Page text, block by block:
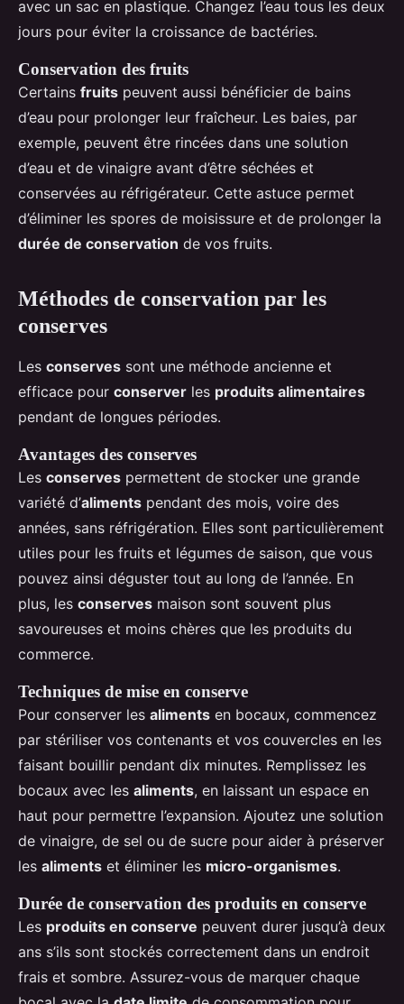
avec un sac en plastique. Changez l’eau tous les deux
jours pour éviter la croissance de bactéries.
Conservation des fruits
Certains fruits peuvent aussi bénéficier de bains
d’eau pour prolonger leur fraîcheur. Les baies, par
exemple, peuvent être rincées dans une solution
d’eau et de vinaigre avant d’être séchées et
conservées au réfrigérateur. Cette astuce permet
d’éliminer les spores de moisissure et de prolonger la
durée de conservation de vos fruits.
Méthodes de conservation par les
conserves
Les conserves sont une méthode ancienne et
efficace pour conserver les produits alimentaires
pendant de longues périodes.
Avantages des conserves
Les conserves permettent de stocker une grande
variété d’aliments pendant des mois, voire des
années, sans réfrigération. Elles sont particulièrement
utiles pour les fruits et légumes de saison, que vous
pouvez ainsi déguster tout au long de l’année. En
plus, les conserves maison sont souvent plus
savoureuses et moins chères que les produits du
commerce.
Techniques de mise en conserve
Pour conserver les aliments en bocaux, commencez
par stériliser vos contenants et vos couvercles en les
faisant bouillir pendant dix minutes. Remplissez les
bocaux avec les aliments, en laissant un espace en
haut pour permettre l’expansion. Ajoutez une solution
de vinaigre, de sel ou de sucre pour aider à préserver
les aliments et éliminer les micro-organismes.
Durée de conservation des produits en conserve
Les produits en conserve peuvent durer jusqu’à deux
ans s’ils sont stockés correctement dans un endroit
frais et sombre. Assurez-vous de marquer chaque